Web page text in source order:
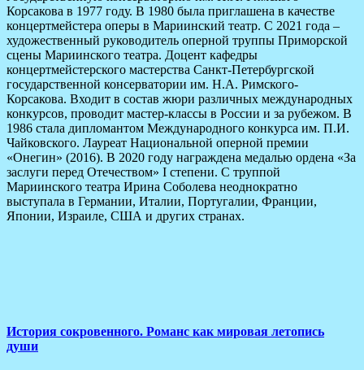
Корсакова в 1977 году. В 1980 была приглашена в качестве
концертмейстера оперы в Мариинский театр. С 2021 года –
художественный руководитель оперной труппы Приморской
сцены Мариинского театра. Доцент кафедры
концертмейстерского мастерства Санкт-Петербургской
государственной консерватории им. Н.А. Римского-
Корсакова. Входит в состав жюри различных международных
конкурсов, проводит мастер-классы в России и за рубежом. В
1986 стала дипломантом Международного конкурса им. П.И.
Чайковского. Лауреат Национальной оперной премии
«Онегин» (2016). В 2020 году награждена медалью ордена «За
заслуги перед Отечеством» I степени. С труппой
Мариинского театра Ирина Соболева неоднократно
выступала в Германии, Италии, Португалии, Франции,
Японии, Израиле, США и других странах.
История сокровенного. Романс как мировая летопись
души